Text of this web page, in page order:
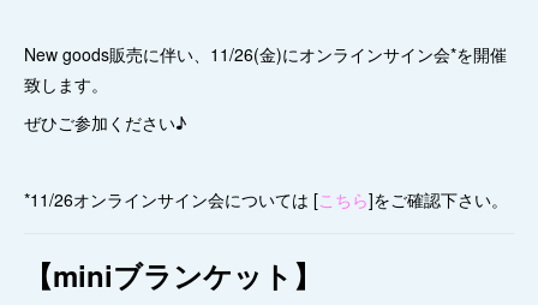
New goods販売に伴い、11/26(金)にオンラインサイン会*を開催
致します。
ぜひご参加ください♪
*11/26オンラインサイン会については [こちら]をご確認下さい。
【miniブランケット】